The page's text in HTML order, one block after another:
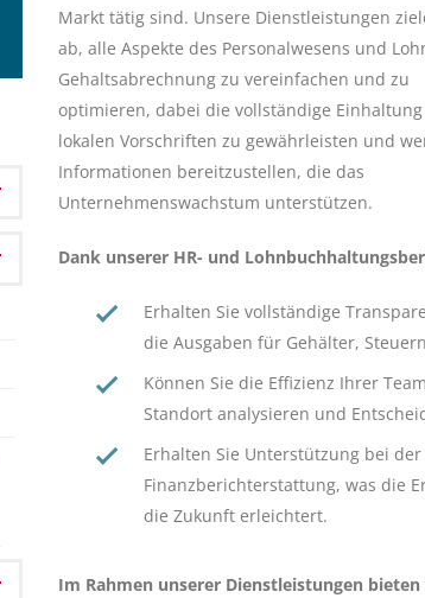
Markt tätig sind. Unsere Dienstleistungen
ab, alle Aspekte des Personalwesens und
Gehaltsabrechnung zu vereinfachen und zu
optimieren, dabei die vollständige
lokalen Vorschriften zu gewährleisten und
Informationen bereitzustellen, die das
Unternehmenswachstum unterstützen.
Dank unserer HR- und
Erhalten Sie vollständige
die Ausgaben für Gehälter,
Können Sie die Effizienz Ihrer
Standort analysieren und
Erhalten Sie Unterstützung bei
Finanzberichterstattung, was die
die Zukunft erleichtert.
Im Rahmen unserer Dienstleistungen